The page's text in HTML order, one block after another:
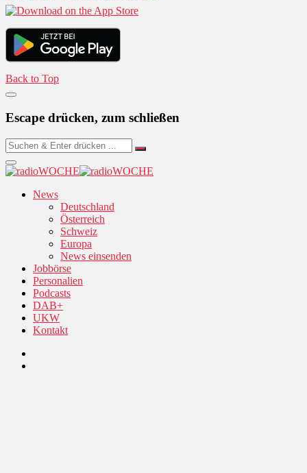
Back to Top
Escape drücken, zum schließen
News
Deutschland
Österreich
Schweiz
Europa
News einsenden
Jobbörse
Personalien
Podcasts
DAB+
UKW
Kontakt